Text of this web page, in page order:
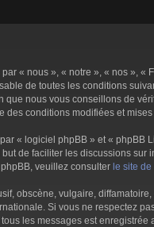
« nous », « notre », « nos »,
de toutes les conditions
nous vous conseillons de
des conditions modifiées et mises
« logiciel phpBB » et «
de faciliter les discussions
veuillez consulter le site
obscène, vulgaire,
Si vous ne respectez
les messages est